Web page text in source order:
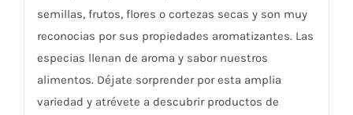
semillas, frutos, flores o cortezas secas y son muy
reconocias por sus propiedades aromatizantes. Las
especias llenan de aroma y sabor nuestros
alimentos. Déjate sorprender por esta amplia
variedad y atrévete a descubrir productos de